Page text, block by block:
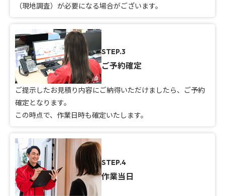
（現地調査）が必要になる場合がございます。
STEP.3
ご予約確定
ご提示したお見積り内容にご納得いただけましたら、ご予約
確定となります。
この時点で、作業日時も確定いたします。
STEP.4
作業当日